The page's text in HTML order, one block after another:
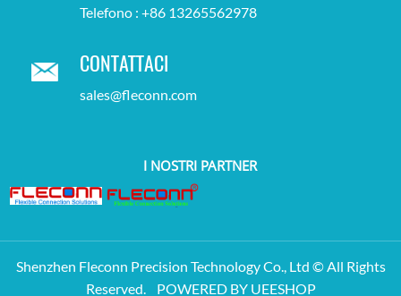
Telefono : +86 13265562978
CONTATTACI
sales@fleconn.com
I NOSTRI PARTNER
Shenzhen Fleconn Precision Technology Co., Ltd © All Rights
Reserved. POWERED BY UEESHOP